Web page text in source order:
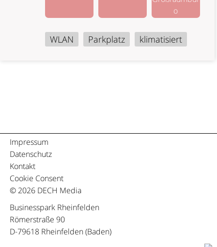
o
WLAN Parkplatz klimatisiert
Impressum
Datenschutz
Kontakt
Cookie Consent
© 2026 DECH Media
Businesspark Rheinfelden
Römerstraße 90
D-79618 Rheinfelden (Baden)